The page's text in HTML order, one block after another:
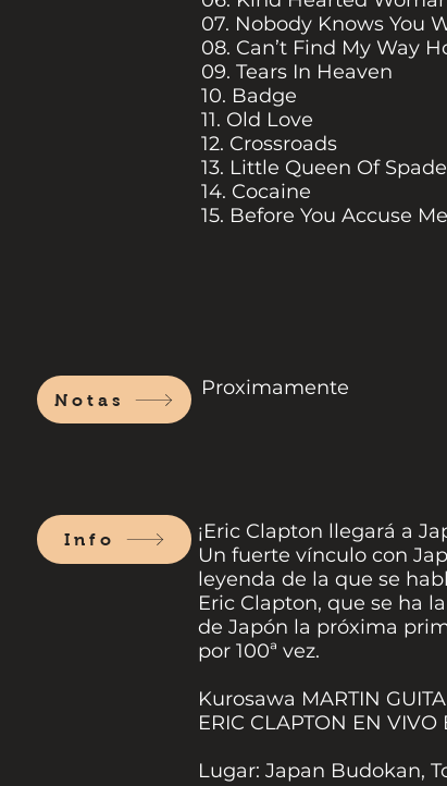
07. Nobody Knows You
08. Can’t Find My Way
09. Tears In Heaven
10. Badge
11. Old Love
12. Crossroads
13. Little Queen Of
14. Cocaine
15. Before You Accuse
Notas Proximamente
Info
¡Eric Clapton llegará a
Un fuerte vínculo con
leyenda de la que se
Eric Clapton, que se ha
de Japón la próxima
por 100ª vez.
Kurosawa MARTIN
ERIC CLAPTON EN
Lugar: Japan Budokan,